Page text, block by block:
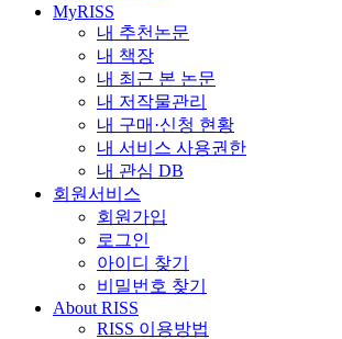
MyRISS
내 추천논문
내 책장
내 최근 본 논문
내 저작물관리
내 구매·신청 현황
내 서비스 사용권한
내 관심 DB
회원서비스
회원가입
로그인
아이디 찾기
비밀번호 찾기
About RISS
RISS 이용방법